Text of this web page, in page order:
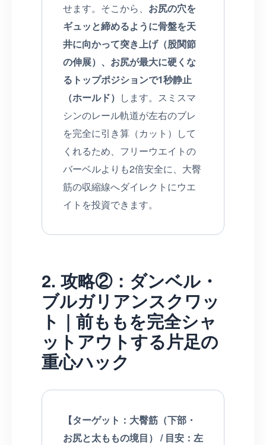
せます。そこから、 お尻の穴を
ギュッと締めるように骨盤を天
井に向かって突き上げ（股関節
の伸展）、お尻が最大に硬くな
るトップポジションで1秒静止
（ホールド） します。スミスマ
シンのレール軌道が左右のブレ
を完全に引き算（カット）して
くれるため、フリーウエイトの
バーベルよりも2倍安全に、大臀
筋の収縮線へダイレクトにウエ
イトを投資できます。
2. 攻略②：ダンベル・
ブルガリアンスクワッ
ト｜前ももを完全シャ
ットアウトする片足の
重心ハック
【ターゲット：大臀筋（下部・
お尻と太ももの境目） / 目安：左